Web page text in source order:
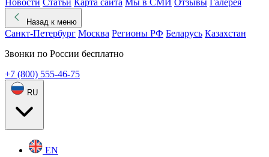
Новости Статьи Карта сайта Мы в СМИ Отзывы Галерея
Назад к меню
Санкт-Петербург Москва Регионы РФ Беларусь Казахстан
Звонки по России бесплатно
+7 (800) 555-46-75
RU
EN